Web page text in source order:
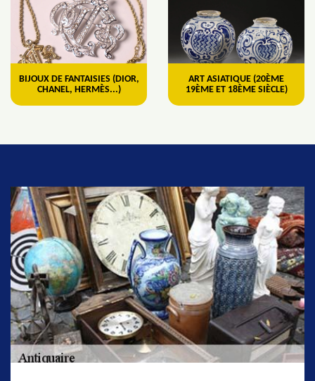
BIJOUX DE FANTAISIES (DIOR,
CHANEL, HERMÈS...)
ART ASIATIQUE (20ÈME
19ÈME ET 18ÈME SIÈCLE)